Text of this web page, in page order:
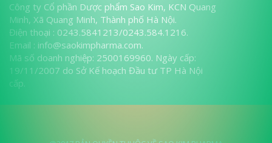
Công ty Cổ phần Dược phẩm Sao Kim, KCN Quang
Minh, Xã Quang Minh, Thành phố Hà Nội.
Điện thoại : 0243.5841213/0243.584.1216.
Email : info@saokimpharma.com.
Mã số doanh nghiệp: 2500169960. Ngày cấp:
19/11/2007 do Sở Kế hoạch Đầu tư TP Hà Nội
cấp.